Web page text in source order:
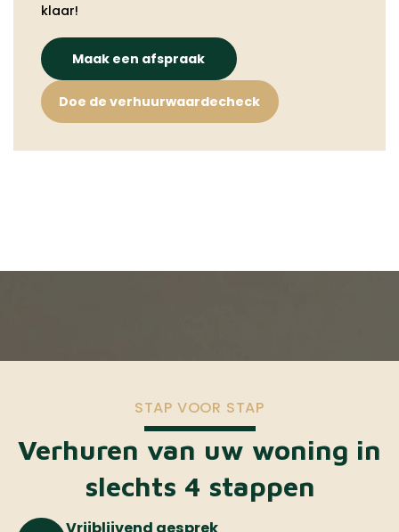
klaar!
Maak een afspraak
Doe de verhuurwaardecheck
STAP VOOR STAP
Verhuren van uw woning in
slechts 4 stappen